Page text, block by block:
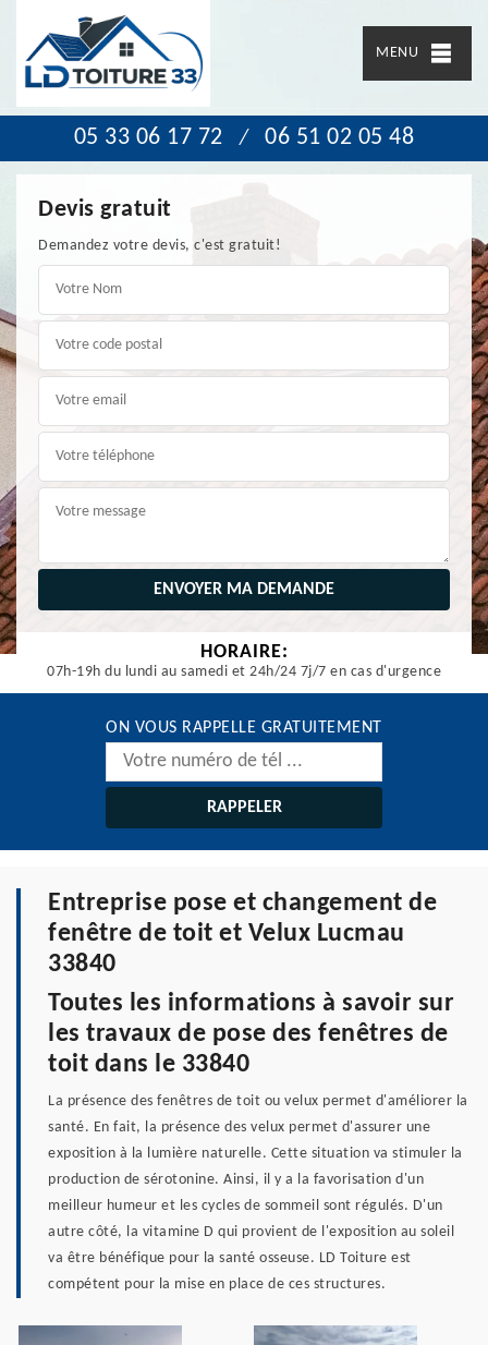
MENU
05 33 06 17 72 / 06 51 02 05 48
Devis gratuit
Demandez votre devis, c'est gratuit!
HORAIRE:
07h-19h du lundi au samedi et 24h/24 7j/7 en cas d'urgence
ON VOUS RAPPELLE GRATUITEMENT
Entreprise pose et changement de
fenêtre de toit et Velux Lucmau
33840
Toutes les informations à savoir sur
les travaux de pose des fenêtres de
toit dans le 33840
La présence des fenêtres de toit ou velux permet d'améliorer la
santé. En fait, la présence des velux permet d'assurer une
exposition à la lumière naturelle. Cette situation va stimuler la
production de sérotonine. Ainsi, il y a la favorisation d'un
meilleur humeur et les cycles de sommeil sont régulés. D'un
autre côté, la vitamine D qui provient de l'exposition au soleil
va être bénéfique pour la santé osseuse. LD Toiture est
compétent pour la mise en place de ces structures.